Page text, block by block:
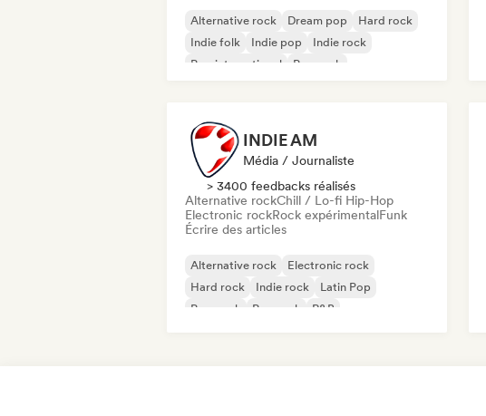
Alternative rock Dream pop
Hard rock
Indie folk
Indie pop
Indie rock
Pop international
Pop rock
INDIE AM
Média / Journaliste
> 3400 feedbacks réalisés
Alternative rockChill / Lo-fi Hip-Hop
Electronic rockRock expérimentalFunk
Écrire des articles
Alternative rock
Electronic rock
Hard rock
Indie rock
Latin Pop
Pop punk
Pop rock R&B